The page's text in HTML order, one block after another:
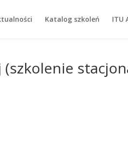
Katalog szkoleń ITU